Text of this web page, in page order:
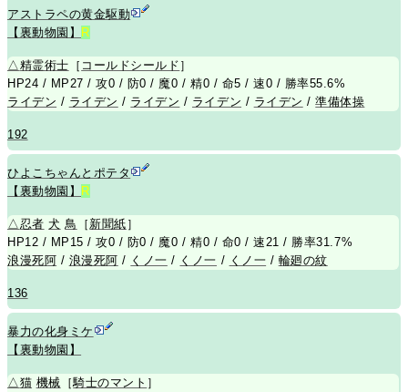
アストラペの黄金駆動
【裏動物園】 R
△ 精霊術士 ［ コールドシールド ］
HP24 / MP27 / 攻0 / 防0 / 魔0 / 精0 / 命5 / 速0 / 勝率55.6%
ライデン / ライデン / ライデン / ライデン / ライデン /準備体操
192
ひよこちゃんとポテタ
【裏動物園】 R
△ 忍者 犬 鳥 ［ 新聞紙 ］
HP12 / MP15 / 攻0 / 防0 / 魔0 / 精0 / 命0 / 速21 / 勝率31.7%
浪漫死阿 / 浪漫死阿 / くノ一 / くノ一 / くノ一 / 輪廻の紋
136
暴力の化身ミケ
【裏動物園】
△ 猫 機械 ［騎士のマント ］